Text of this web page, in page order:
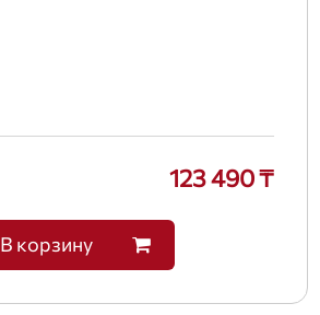
123 490 ₸
В корзину